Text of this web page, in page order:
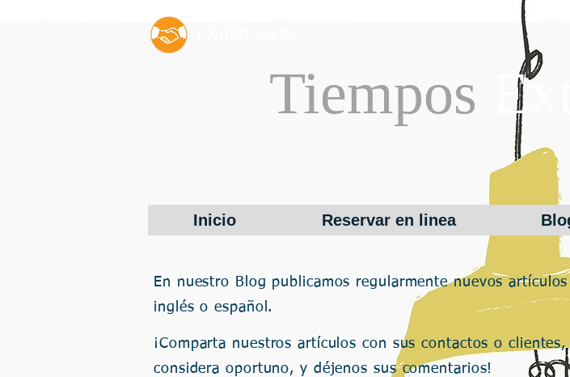
Tiempos
Inicio Reservar en linea
En nuestro Blog publicamos regularmente nuevos artículos
inglés o español.
¡Comparta nuestros artículos con sus contactos o
considera oportuno, y déjenos sus comentarios!